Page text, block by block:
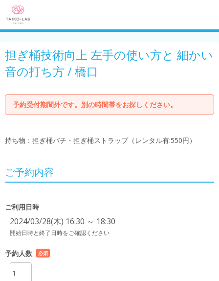
担ぎ桶技術向上 左手の使い方と 細かい
音の打ち方 / 橋口
予約受付期間外です。別の時間帯をお探しください。
持ち物：担ぎ桶バチ・担ぎ桶ストラップ（レンタル有:550円）
ご予約内容
ご利用日時
2024/03/28(木) 16:30 ～ 18:30
開始日時と終了日時をご確認ください
予約人数
必須